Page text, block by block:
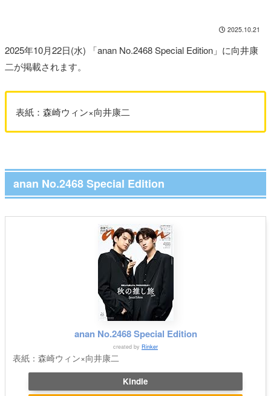
2025.10.21
2025年10月22日(水) 「anan No.2468 Special Edition」に向井康
二が掲載されます。
表紙：森崎ウィン×向井康二
anan No.2468 Special Edition
anan No.2468 Special Edition
created by Rinker
表紙：森崎ウィン×向井康二
Kindle